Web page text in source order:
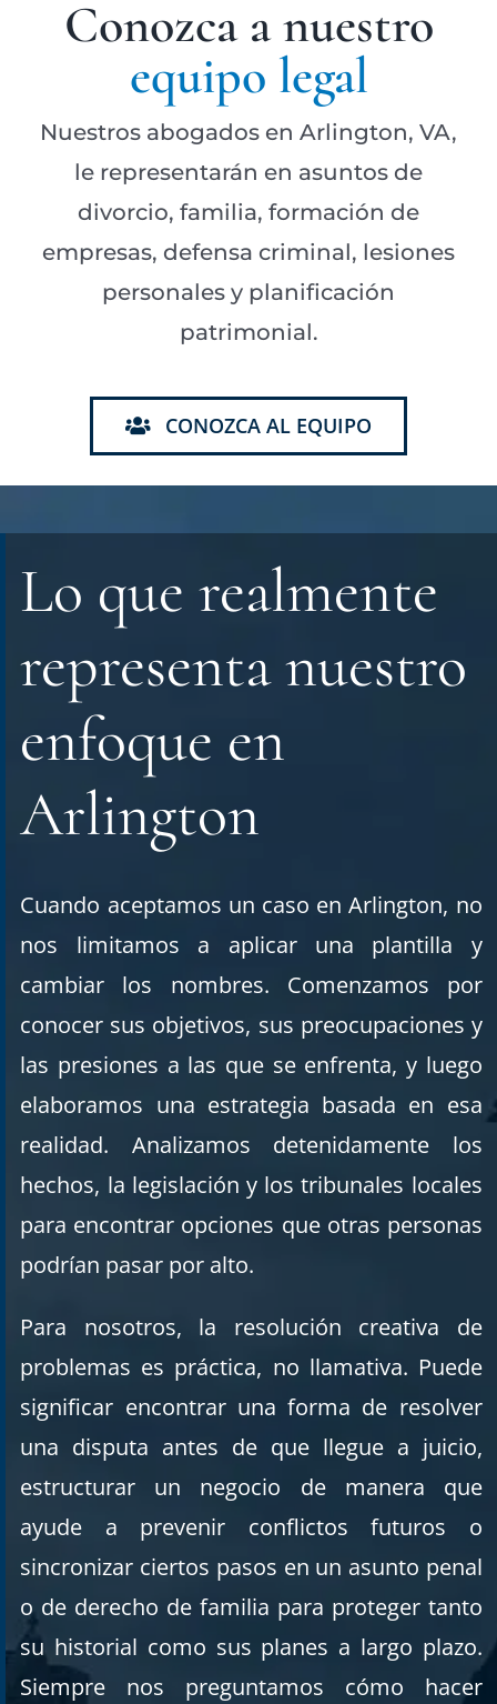
Conozca a nuestro
equipo legal
Nuestros abogados en Arlington, VA,
le representarán en asuntos de
divorcio, familia, formación de
empresas, defensa criminal, lesiones
personales y planificación
patrimonial.
CONOZCA AL EQUIPO
Lo que realmente
representa nuestro
enfoque en
Arlington
Cuando aceptamos un caso en Arlington, no
nos limitamos a aplicar una plantilla y
cambiar los nombres. Comenzamos por
conocer sus objetivos, sus preocupaciones y
las presiones a las que se enfrenta, y luego
elaboramos una estrategia basada en esa
realidad. Analizamos detenidamente los
hechos, la legislación y los tribunales locales
para encontrar opciones que otras personas
podrían pasar por alto.
Para nosotros, la resolución creativa de
problemas es práctica, no llamativa. Puede
significar encontrar una forma de resolver
una disputa antes de que llegue a juicio,
estructurar un negocio de manera que
ayude a prevenir conflictos futuros o
sincronizar ciertos pasos en un asunto penal
o de derecho de familia para proteger tanto
su historial como sus planes a largo plazo.
Siempre nos preguntamos cómo hacer